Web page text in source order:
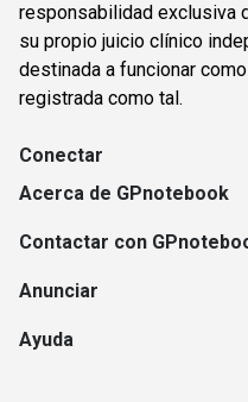
responsabilidad exclusiva
su propio juicio clínico
destinada a funcionar
registrada como tal.
Conectar
Acerca de GPnotebook
Contactar con
Anunciar
Ayuda